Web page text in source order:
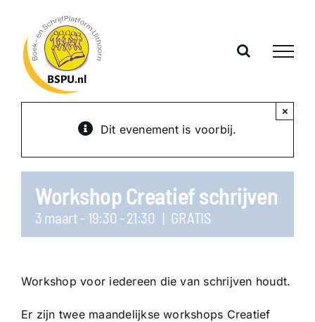
inhoud
Dit evenement is voorbij.
×
Workshop Creatief schrijven
3 maart - 19:30 -21:30 | GRATIS
Workshop voor iedereen die van schrijven houdt.
Er zijn twee maandelijkse workshops Creatief